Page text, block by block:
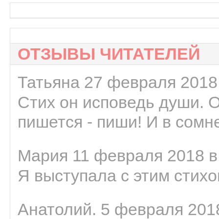
ОТЗЫВЫ ЧИТАТЕЛЕЙ
Татьяна 27 февраля
Стих он исповедь души.
пишется - пиши! И в
Мария 11 февраля 2018
Я выступала с этим
Анатолий. 5 февраля